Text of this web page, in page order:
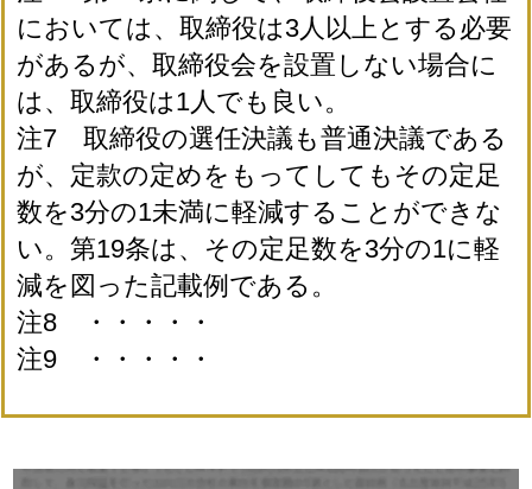
においては、取締役は3人以上とする必要
があるが、取締役会を設置しない場合に
は、取締役は1人でも良い。
注7 取締役の選任決議も普通決議である
が、定款の定めをもってしてもその定足
数を3分の1未満に軽減することができな
い。第19条は、その定足数を3分の1に軽
減を図った記載例である。
注8 ・・・・・
注9 ・・・・・